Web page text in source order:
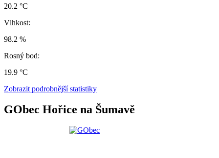
20.2 °C
Vlhkost:
98.2 %
Rosný bod:
19.9 °C
Zobrazit podrobnější statistiky
GObec Hořice na Šumavě